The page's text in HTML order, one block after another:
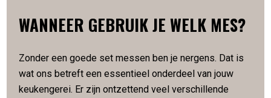
Slijphoek van 22 graden
Met de hand gesmeed in 5 lagen
Artikelnummer: 8720039620742
WANNEER GEBRUIK JE WELK MES?
Zonder een goede set messen ben je nergens. Dat is
wat ons betreft een essentieel onderdeel van jouw
keukengerei. Er zijn ontzettend veel verschillende